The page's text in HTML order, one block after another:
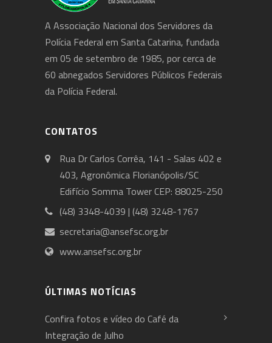
A Associação Nacional dos Servidores da
Polícia Federal em Santa Catarina, fundada
em 05 de setembro de 1985, por cerca de
60 abnegados Servidores Públicos Federais
da Polícia Federal.
CONTATOS
Rua Dr Carlos Corrêa, 141 - Salas 402 e
403, Agronômica Florianópolis/SC
Edifício Somma Tower CEP: 88025-250
(48) 3348-4039 | (48) 3248-1767
secretaria@ansefsc.org.br
www.ansefsc.org.br
ÚLTIMAS NOTÍCIAS
Confira fotos e vídeo do Café da
Integração de Julho